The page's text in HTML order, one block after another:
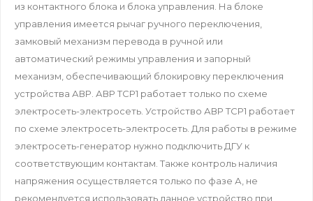
из контактного блока и блока управления. На блоке
управления имеется рычаг ручного переключения,
замковый механизм перевода в ручной или
автоматический режимы управления и запорный
механизм, обеспечивающий блокировку переключения
устройства АВР. АВР ТСР1 работает только по схеме
электросеть-электросеть. Устройство АВР ТСР1 работает
по схеме электросеть-электросеть. Для работы в режиме
электросеть-генератор нужно подключить ДГУ к
соответствующим контактам. Также контроль наличия
напряжения осуществляется только по фазе А, не
рекомендуется использовать данное устройство при